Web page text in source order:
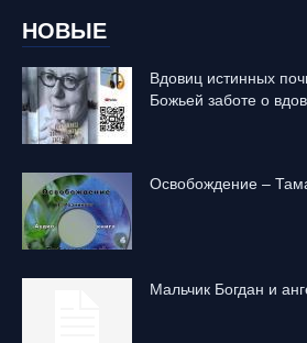
НОВЫЕ
Вдовиц истинных
Божьей заботе о
Освобождение –
Mальчик Богдан и